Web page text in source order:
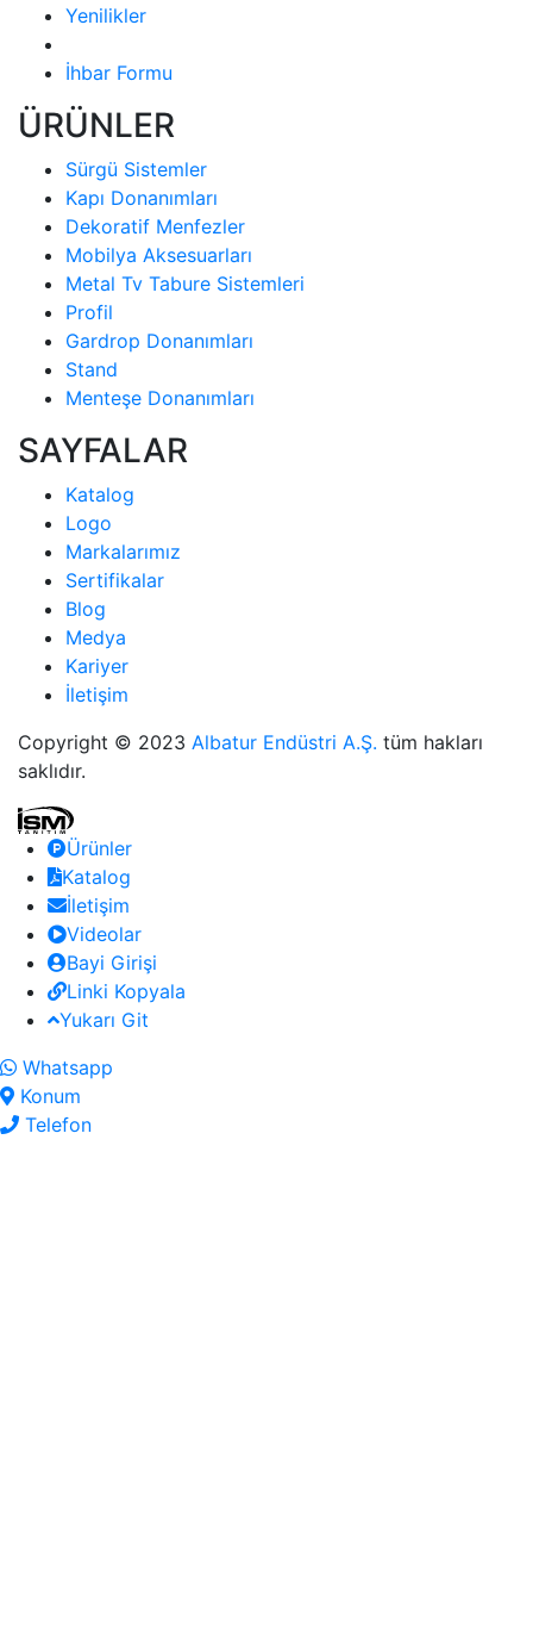
Yenilikler
İhbar Formu
ÜRÜNLER
Sürgü Sistemler
Kapı Donanımları
Dekoratif Menfezler
Mobilya Aksesuarları
Metal Tv Tabure Sistemleri
Profil
Gardrop Donanımları
Stand
Menteşe Donanımları
SAYFALAR
Katalog
Logo
Markalarımız
Sertifikalar
Blog
Medya
Kariyer
İletişim
Copyright © 2023 Albatur Endüstri A.Ş. tüm hakları
saklıdır.
Ürünler
Katalog
İletişim
Videolar
Bayi Girişi
Linki Kopyala
Yukarı Git
Whatsapp
Konum
Telefon